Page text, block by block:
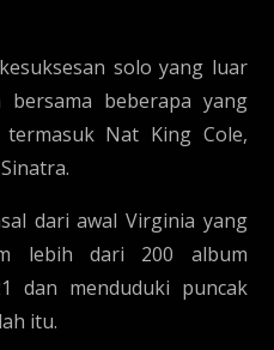
solo yang luar
beberapa yang
Nat King Cole,
dari awal Virginia yang
lebih dari 200 album
dan menduduki puncak
itu.